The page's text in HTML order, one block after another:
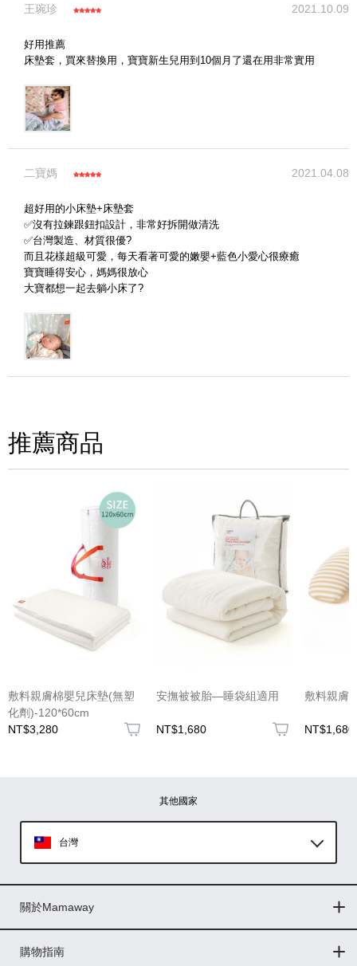
圖片上傳 圖片上傳
王琬珍 2021.10.09
好用推薦
床墊套，買來替換用，寶寶新生兒用到10個月了還在用非常實用
二寶媽 2021.04.08
超好用的小床墊+床墊套
✅沒有拉鍊跟鈕扣設計，非常好拆開做清洗
✅台灣製造、材質很優?
而且花樣超級可愛，每天看著可愛的嫩嬰+藍色小愛心很療癒
寶寶睡得安心，媽媽很放心
大寶都想一起去躺小床了?
推薦商品
敷料親膚棉嬰兒床墊(無塑
化劑)-120*60cm
NT$3,280
安撫被被胎—睡袋組適用
NT$1,680
敷料親膚
NT$1,680
其他國家
台灣
印尼
關於Mamaway
門市據點
最新消息
品牌故事
人力招募
媒體花絮
隱私權聲明
CSR企業社會責任
購物指南